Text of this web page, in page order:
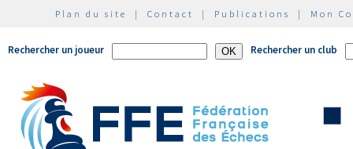
Plan du site | Contact | Publications | Mon
Rechercher un joueur Rechercher un club